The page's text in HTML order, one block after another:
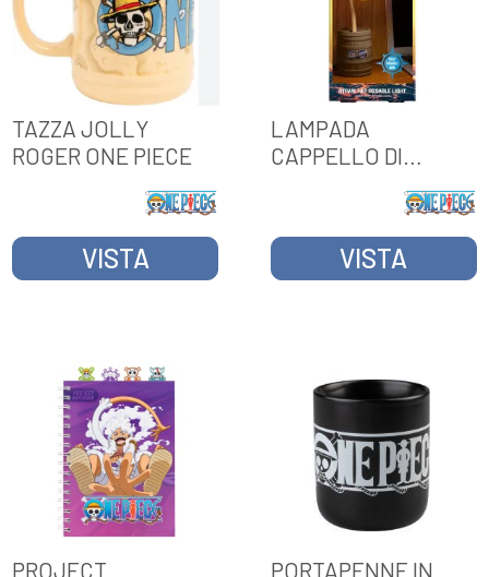
TAZZA JOLLY
ROGER ONE PIECE
VISTA
LAMPADA
CAPPELLO DI
VISTA
PROJECT
PORTAPENNE IN